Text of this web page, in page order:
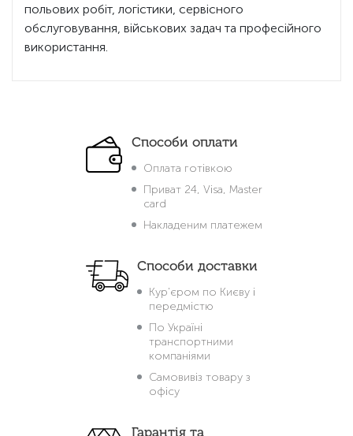
польових робіт, логістики, сервісного
обслуговування, військових задач та професійного
використання.
Способи оплати
Оплата готівкою
Приват 24, Visa, Master
card
Накладеним платежем
Способи доставки
Кур'єром по Києву і
передмістю
По Україні
транспортними
компаніями
Самовивіз товару з
офісу
Гарантія та